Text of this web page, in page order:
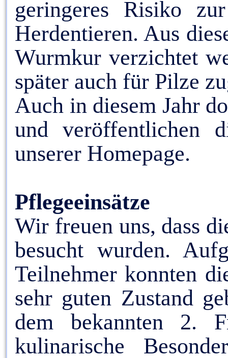
geringeres Risiko
Herdentieren. Aus
Wurmkur verzichtet
später auch für Pilze
Auch in diesem Jahr
und veröffentlichen
unserer Homepage.
Pflegeeinsätze
Wir freuen uns, dass
besucht wurden.
Teilnehmer konnten
sehr guten Zustand
dem bekannten 2.
kulinarische